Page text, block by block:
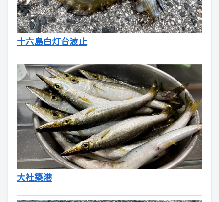
十六島白灯台波止
大社築港